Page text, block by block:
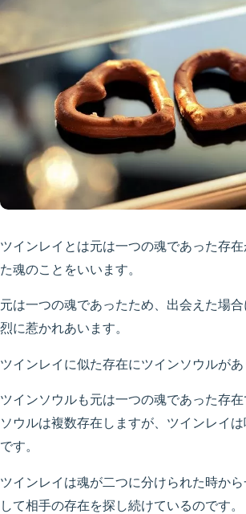
ツインレイとは元は一つの魂であった存
た魂のことをいいます。
元は一つの魂であったため、出会えた場
烈に惹かれあいます。
ツインレイに似た存在にツインソウルがあ
ツインソウルも元は一つの魂であった存
ソウルは複数存在しますが、ツインレイ
です。
ツインレイは魂が二つに分けられた時か
して相手の存在を探し続けているのです。